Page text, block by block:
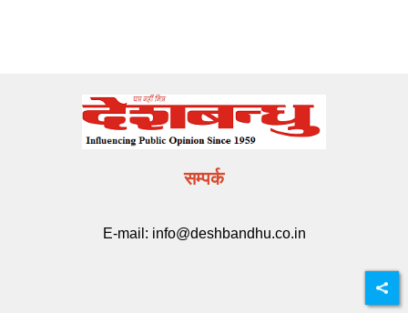
सम्पर्क
E-mail: info@deshbandhu.co.in